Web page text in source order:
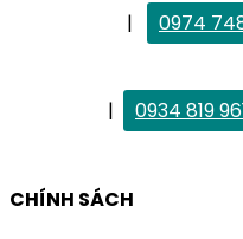
|
0974
|
0934 819
CHÍNH SÁCH